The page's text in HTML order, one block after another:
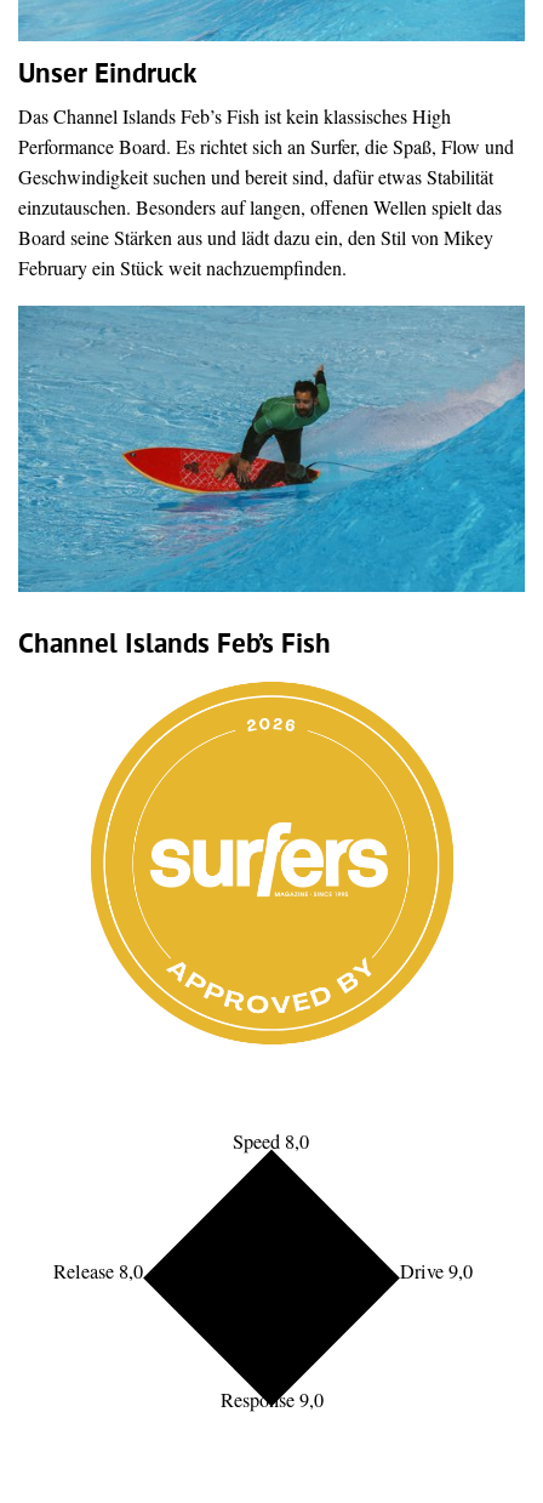
Unser Eindruck
Das Channel Islands Feb’s Fish ist kein klassisches High
Performance Board. Es richtet sich an Surfer, die Spaß, Flow und
Geschwindigkeit suchen und bereit sind, dafür etwas Stabilität
einzutauschen. Besonders auf langen, offenen Wellen spielt das
Board seine Stärken aus und lädt dazu ein, den Stil von Mikey
February ein Stück weit nachzuempfinden.
Channel Islands Feb’s Fish
Speed 8,0
Drive 9,0
Response 9,0
Release 8,0